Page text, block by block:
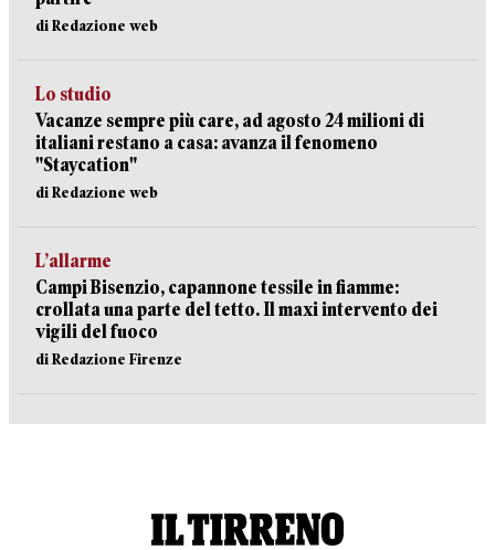
di Redazione web
Lo studio
Vacanze sempre più care, ad agosto 24 milioni di
italiani restano a casa: avanza il fenomeno
"Staycation"
di Redazione web
L’allarme
Campi Bisenzio, capannone tessile in fiamme:
crollata una parte del tetto. Il maxi intervento dei
vigili del fuoco
di Redazione Firenze